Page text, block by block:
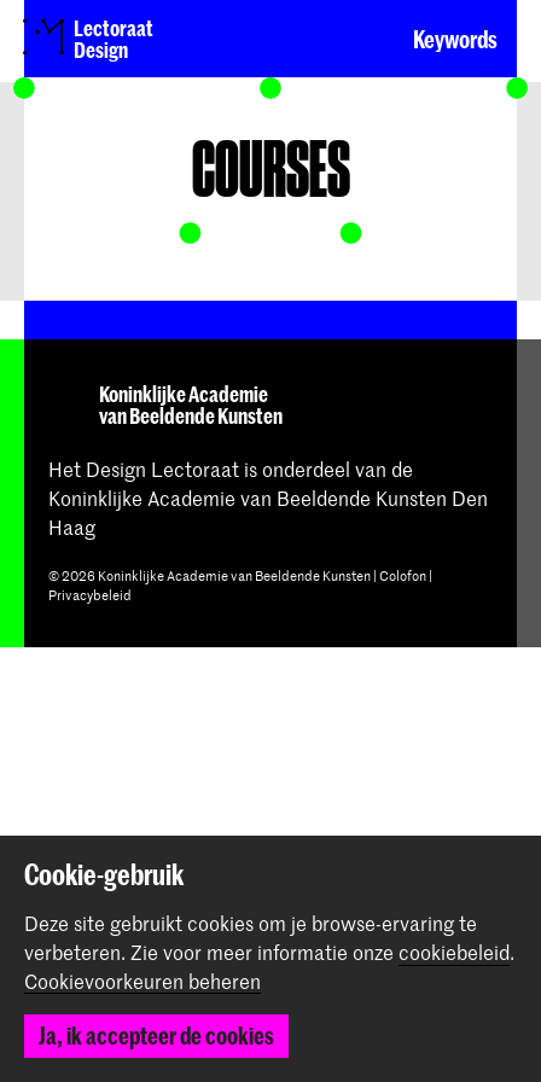
Lectoraat
Design
Keywords
COURSES
Koninklijke Academie
van Beeldende Kunsten
Het Design Lectoraat is onderdeel van de
Koninklijke Academie van Beeldende Kunsten Den
Haag
© 2026 Koninklijke Academie van Beeldende Kunsten |Colofon|
Privacybeleid
Cookie-gebruik
Deze site gebruikt cookies om je browse-ervaring te
verbeteren. Zie voor meer informatie onze cookiebeleid.
Cookievoorkeuren beheren
Ja, ik accepteer de cookies